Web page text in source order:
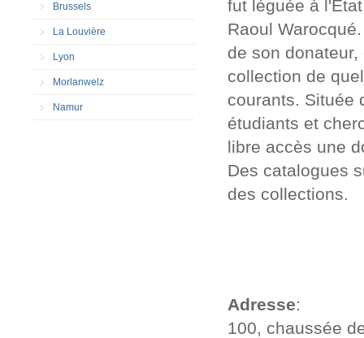
Brussels
La Louvière
Lyon
Morlanwelz
Namur
fut léguée à
Raoul
de son
collection de
courants. Située
étudiants et
libre accès une
Des catalogues
des collections.
Adresse:
100, chaussée